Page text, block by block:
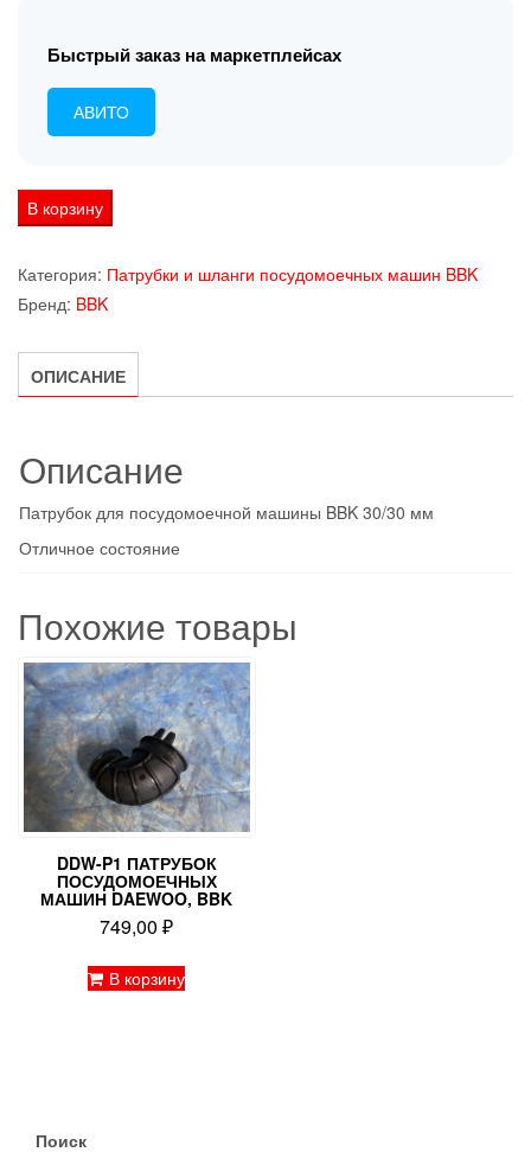
Быстрый заказ на маркетплейсах
АВИТО
Количество
товара
посудомоечной
машины
BBK
В корзину
Категория: Патрубки и шланги посудомоечных машин BBK
Бренд: BBK
ОПИСАНИЕ
Описание
Патрубок для посудомоечной машины BBK 30/30 мм
Отличное состояние
Похожие товары
DDW-P1 ПАТРУБОК
ПОСУДОМОЕЧНЫХ
МАШИН DAEWOO, BBK
749,00₽
В корзину
Поиск